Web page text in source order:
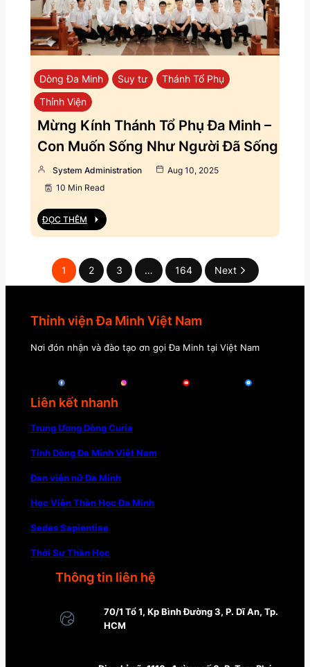
Dòng Đa Minh Suy tư
Thánh Tổ Phụ
Thỉnh Viện
Mừng Kính Thánh Tổ Phụ Đa Minh –
Con Muốn Sống Như Người Đã Sống
System Administration
Aug 10, 2025
10 Min Read
ĐỌC THÊM
1 2 3 … 164 Next
Thỉnh viện Đa Minh Việt Nam
Nơi đón nhận và đào tạo ơn gọi Đa Minh tại Việt Nam
Liên kết nhanh
Trung Ương Dòng Curia
Tỉnh Dòng Đa Minh Việt Nam
Đan viện nữ Đa Minh
Học Viện Thần Học Đa Minh
Sedes Sapientiae
Thời Sự Thần Học
Thông tin liên hệ
70/1 Tổ 1, Kp Bình Đường 3, P. Dĩ An, Tp.
HCM